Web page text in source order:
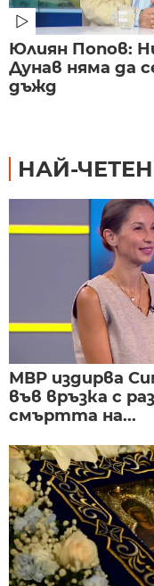
Юлиян Попов:
Дунав няма да
дъжд
НАЙ-
МВР издирва
във връзка с
смъртта на...